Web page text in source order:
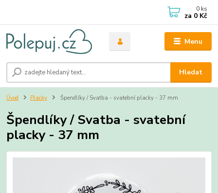
Menu
Hledat
0 ks
za 0 Kč
Úvod Placky Špendlíky / Svatba - svatební placky - 37 mm
Špendlíky / Svatba - svatební
placky - 37 mm